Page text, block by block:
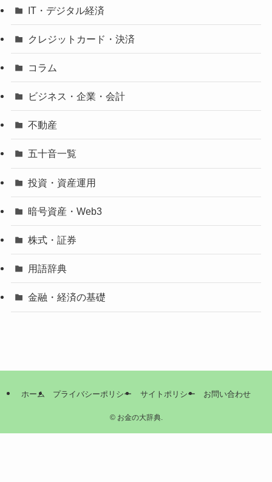
IT・デジタル経済
クレジットカード・決済
コラム
ビジネス・企業・会計
不動産
五十音一覧
投資・資産運用
暗号資産・Web3
株式・証券
用語辞典
金融・経済の基礎
ホーム プライバシーポリシー サイトポリシー お問い合わせ
©お金の大辞典.